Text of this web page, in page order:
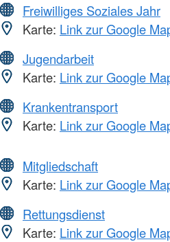
Freiwilliges Soziales Jahr
Karte: Link zur Google
Jugendarbeit
Karte: Link zur Google
Krankentransport
Karte: Link zur Google
Mitgliedschaft
Karte: Link zur Google
Rettungsdienst
Karte: Link zur Google